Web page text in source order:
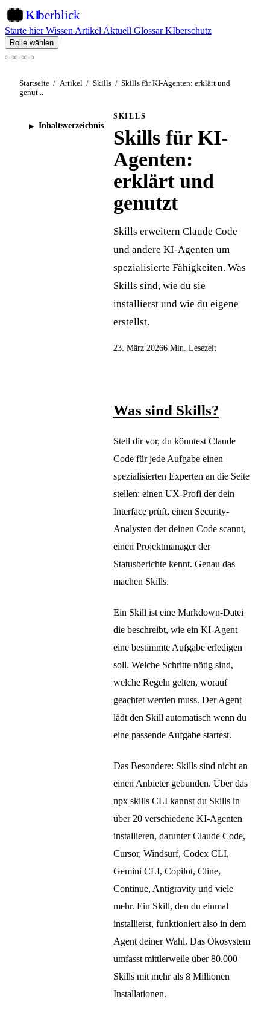
KIberblick
Starte hierWissen Artikel Aktuell GlossarKIberschutz
Rolle wählen
Startseite / Artikel / Skills / Skills für KI-Agenten: erklärt und
genut...
Inhaltsverzeichnis
SKILLS
Skills für KI-
Agenten:
erklärt und
genutzt
Skills erweitern Claude Code
und andere KI-Agenten um
spezialisierte Fähigkeiten. Was
Skills sind, wie du sie
installierst und wie du eigene
erstellst.
23. März 20266 Min. Lesezeit
Was sind Skills?
Stell dir vor, du könntest Claude
Code für jede Aufgabe einen
spezialisierten Experten an die Seite
stellen: einen UX-Profi der dein
Interface prüft, einen Security-
Analysten der deinen Code scannt,
einen Projektmanager der
Statusberichte kennt. Genau das
machen Skills.
Ein Skill ist eine Markdown-Datei
die beschreibt, wie ein KI-Agent
eine bestimmte Aufgabe erledigen
soll. Welche Schritte nötig sind,
welche Regeln gelten, worauf
geachtet werden muss. Der Agent
lädt den Skill automatisch wenn du
eine passende Aufgabe startest.
Das Besondere: Skills sind nicht an
einen Anbieter gebunden. Über das
npx skills CLI kannst du Skills in
über 20 verschiedene KI-Agenten
installieren, darunter Claude Code,
Cursor, Windsurf, Codex CLI,
Gemini CLI, Copilot, Cline,
Continue, Antigravity und viele
mehr. Ein Skill, den du einmal
installierst, funktioniert also in dem
Agent deiner Wahl. Das Ökosystem
umfasst mittlerweile über 80.000
Skills mit mehr als 8 Millionen
Installationen.